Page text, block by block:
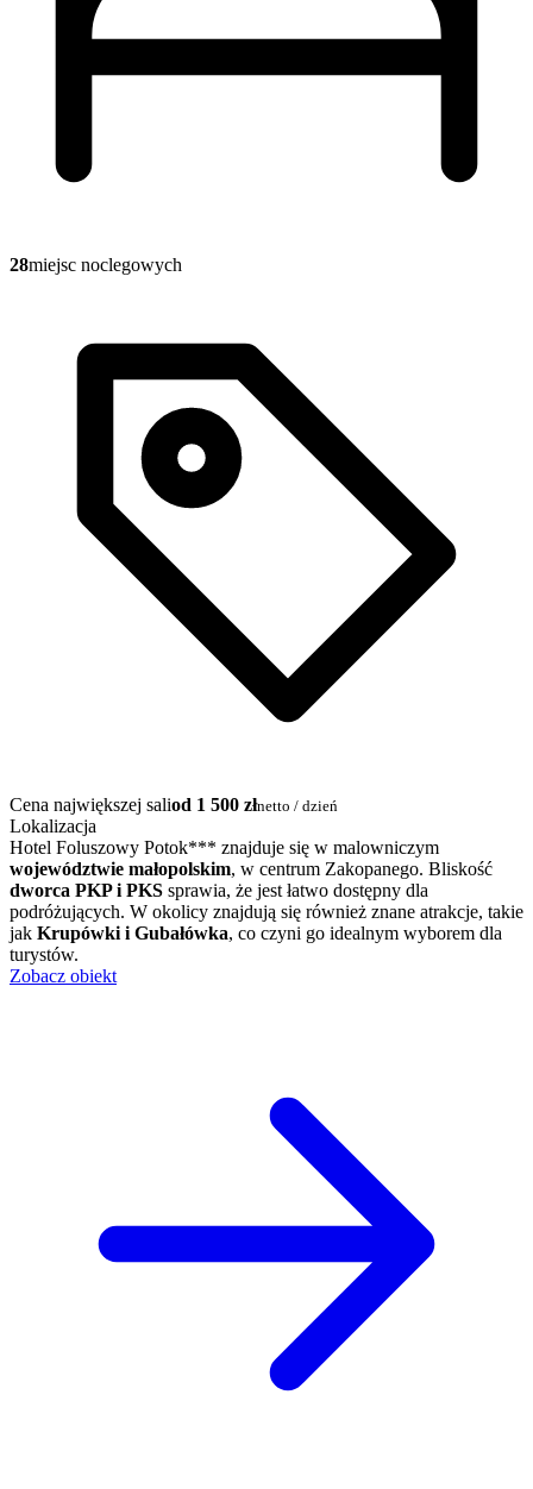
28miejsc noclegowych
Cena największej saliod 1 500 złnetto / dzień
Lokalizacja
Hotel Foluszowy Potok*** znajduje się w malowniczym
województwie małopolskim, w centrum Zakopanego. Bliskość
dworca PKP i PKS sprawia, że jest łatwo dostępny dla
podróżujących. W okolicy znajdują się również znane atrakcje, takie
jak Krupówki i Gubałówka, co czyni go idealnym wyborem dla
turystów.
Zobacz obiekt